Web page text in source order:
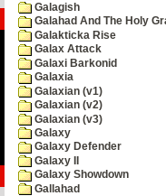
Galagish
Galahad And The Holy
Galakticka Rise
Galax Attack
Galaxi Barkonid
Galaxia
Galaxian (v1)
Galaxian (v2)
Galaxian (v3)
Galaxy
Galaxy Defender
Galaxy II
Galaxy Showdown
Gallahad